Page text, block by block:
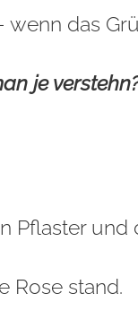
wenn das
je
Pflaster und
Rose stand.